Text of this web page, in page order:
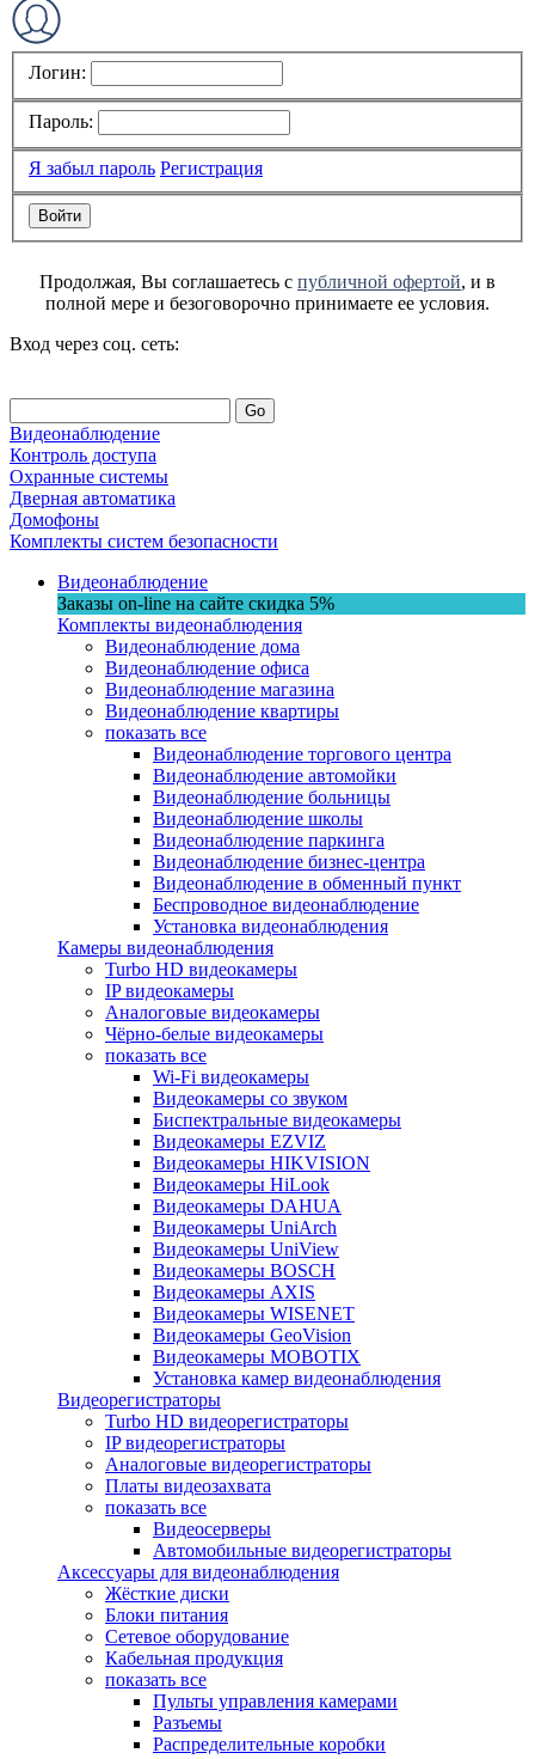
Логин:
Пароль:
Я забыл пароль Регистрация
Продолжая, Вы соглашаетесь с публичной офертой, и в
полной мере и безоговорочно принимаете ее условия.
Вход через соц. сеть:
Go
Видеонаблюдение
Контроль доступа
Охранные системы
Дверная автоматика
Домофоны
Комплекты систем безопасности
Видеонаблюдение
Заказы on-line на сaйте скидка 5%
Комплекты видеонаблюдения
Видеонаблюдение дома
Видеонаблюдение офиса
Видеонаблюдение магазина
Видеонаблюдение квартиры
показать все
Видеонаблюдение торгового центра
Видеонаблюдение автомойки
Видеонаблюдение больницы
Видеонаблюдение школы
Видеонаблюдение паркинга
Видеонаблюдение бизнес-центра
Видеонаблюдение в обменный пункт
Беспроводное видеонаблюдение
Установка видеонаблюдения
Камеры видеонаблюдения
Turbo HD видеокамеры
IP видеокамеры
Аналоговые видеокамеры
Чёрно-белые видеокамеры
показать все
Wi-Fi видеокамеры
Видеокамеры со звуком
Биспектральные видеокамеры
Видеокамеры EZVIZ
Видеокамеры HIKVISION
Видеокамеры HiLook
Видеокамеры DAHUA
Видеокамеры UniArch
Видеокамеры UniView
Видеокамеры BOSCH
Видеокамеры AXIS
Видеокамеры WISENET
Видеокамеры GeoVision
Видеокамеры MOBOTIX
Установка камер видеонаблюдения
Видеорегистраторы
Turbo HD видеорегистраторы
IP видеорегистраторы
Аналоговые видеорегистраторы
Платы видеозахвата
показать все
Видеосерверы
Автомобильные видеорегистраторы
Аксессуары для видеонаблюдения
Жёсткие диски
Блоки питания
Сетевое оборудование
Кабельная продукция
показать все
Пульты управления камерами
Разъемы
Распределительные коробки